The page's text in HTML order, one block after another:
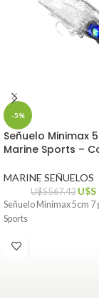
-5%
Señuelo Minimax
Marine Sports –
MARINE SEÑUELOS
U$S567.43 U$S
Señuelo Minimax 5cm 7
Sports